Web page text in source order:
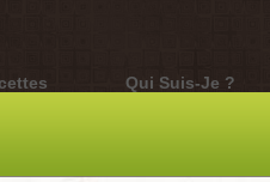
Qui Suis-Je ?